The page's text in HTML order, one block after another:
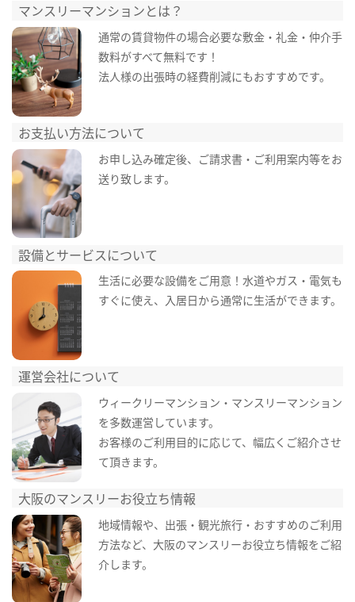
マンスリーマンションとは？
通常の賃貸物件の場合必要な敷金・礼金・仲介手
数料がすべて無料です！
法人様の出張時の経費削減にもおすすめです。
お支払い方法について
お申し込み確定後、ご請求書・ご利用案内等をお
送り致します。
設備とサービスについて
生活に必要な設備をご用意！水道やガス・電気も
すぐに使え、入居日から通常に生活ができます。
運営会社について
ウィークリーマンション・マンスリーマンション
を多数運営しています。
お客様のご利用目的に応じて、幅広くご紹介させ
て頂きます。
大阪のマンスリーお役立ち情報
地域情報や、出張・観光旅行・おすすめのご利用
方法など、大阪のマンスリーお役立ち情報をご紹
介します。